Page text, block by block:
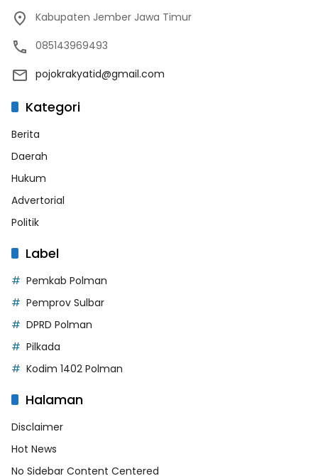
Kabupaten Jember Jawa Timur
085143969493
pojokrakyatid@gmail.com
Kategori
Berita
Daerah
Hukum
Advertorial
Politik
Label
Pemkab Polman
Pemprov Sulbar
DPRD Polman
Pilkada
Kodim 1402 Polman
Halaman
Disclaimer
Hot News
No Sidebar Content Centered